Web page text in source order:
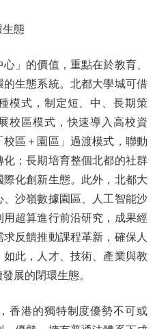
態
的價值，重點在於教育、
生態系統。北都大學城可借
模式，制定短、中、長期策
校區模式，快速導入高校資
區＋園區」過渡模式，聯動
；長期培育整個北都的社群
化創新生態。此外，北都大
沙嶺數據園區、人工智能沙
超算進行前沿研究，成果經
反饋推動課程革新，確保人
此，人才、技術、產業與教
展的閉環生態。
港的獨特制度優勢不可或